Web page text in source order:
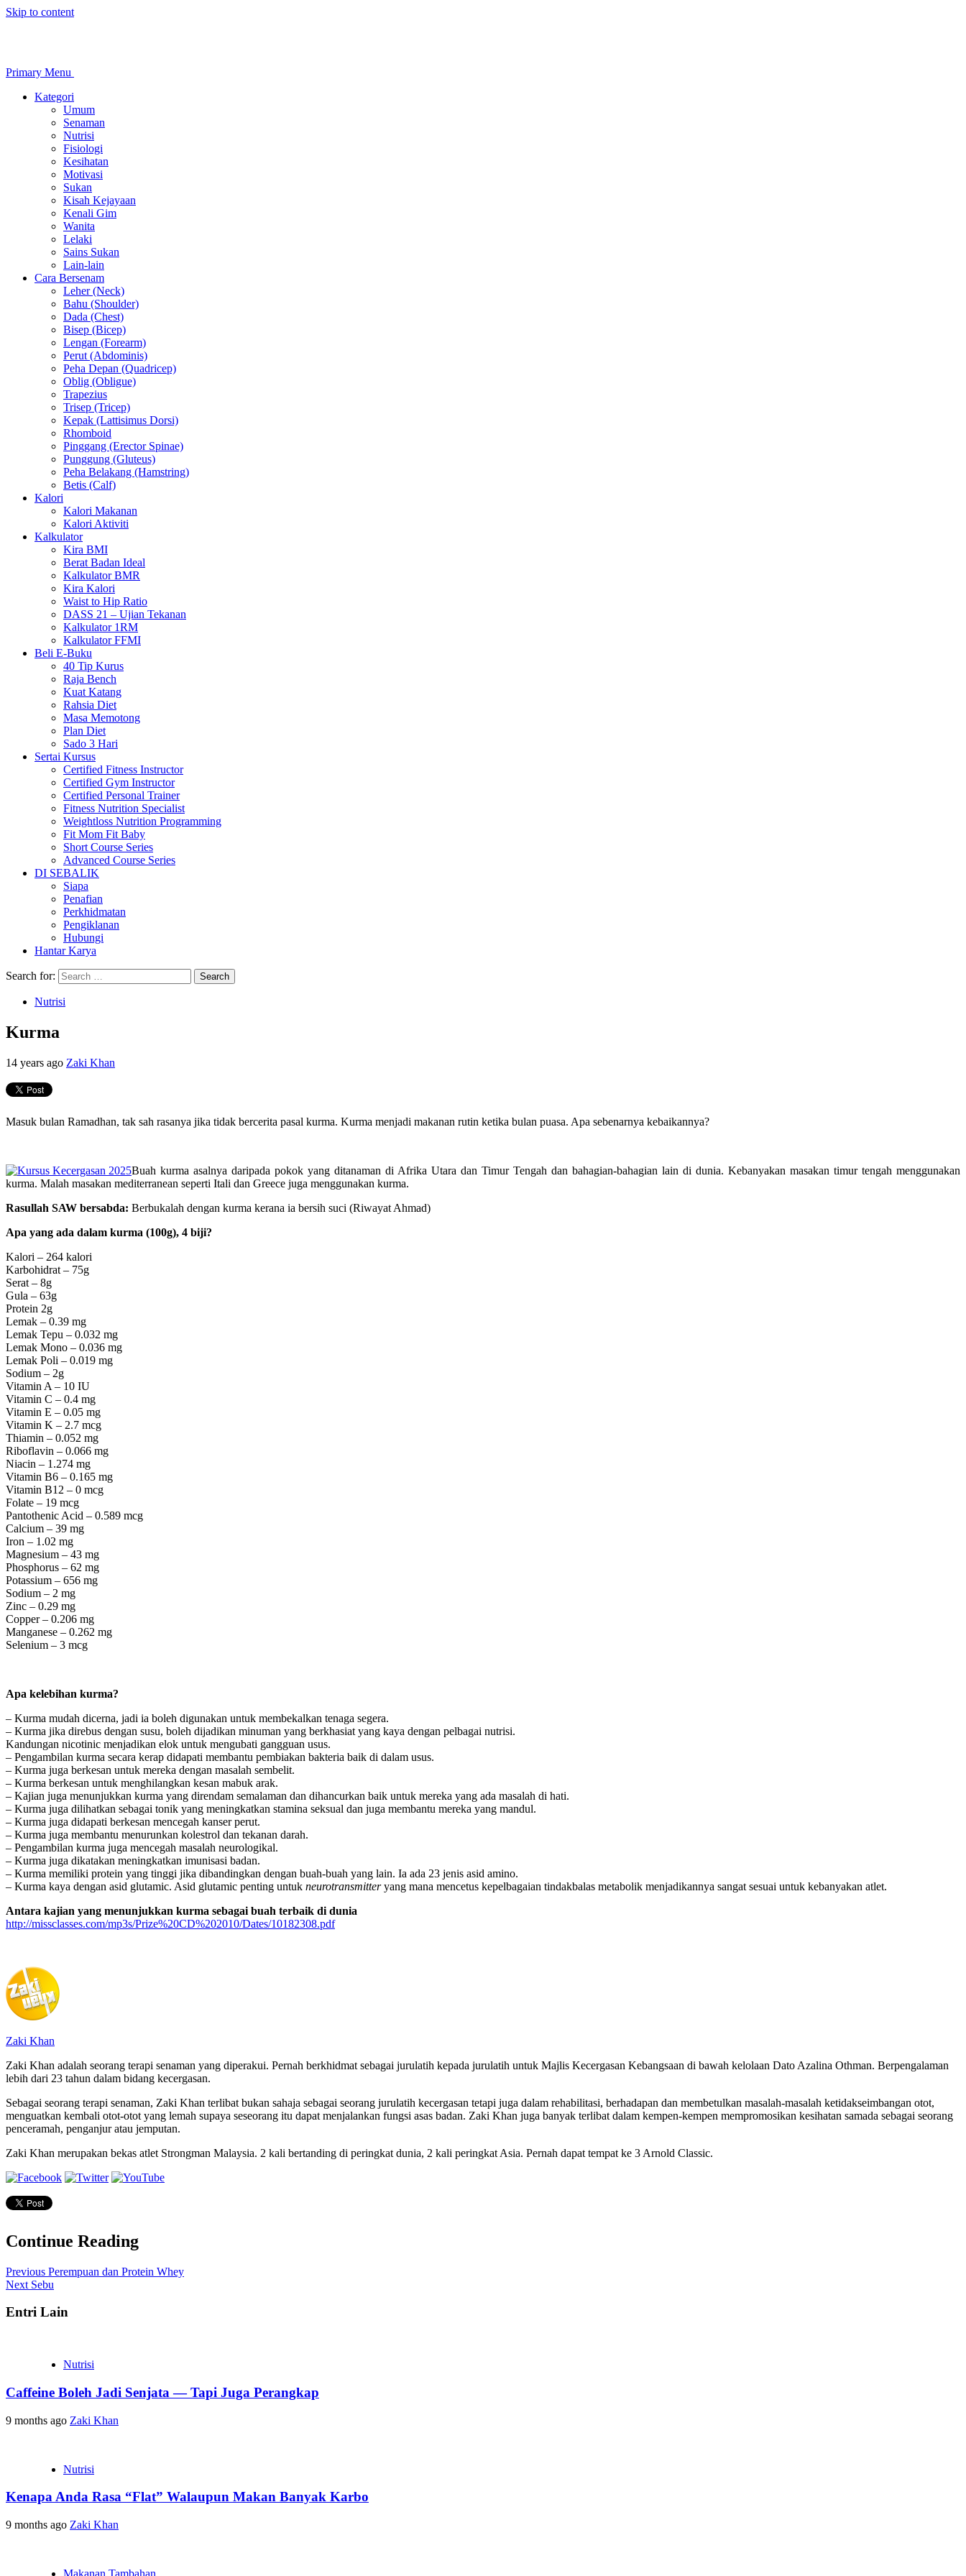
Skip to content
Primary Menu
Kategori
Umum
Senaman
Nutrisi
Fisiologi
Kesihatan
Motivasi
Sukan
Kisah Kejayaan
Kenali Gim
Wanita
Lelaki
Sains Sukan
Lain-lain
Cara Bersenam
Leher (Neck)
Bahu (Shoulder)
Dada (Chest)
Bisep (Bicep)
Lengan (Forearm)
Perut (Abdominis)
Peha Depan (Quadricep)
Oblig (Obligue)
Trapezius
Trisep (Tricep)
Kepak (Lattisimus Dorsi)
Rhomboid
Pinggang (Erector Spinae)
Punggung (Gluteus)
Peha Belakang (Hamstring)
Betis (Calf)
Kalori
Kalori Makanan
Kalori Aktiviti
Kalkulator
Kira BMI
Berat Badan Ideal
Kalkulator BMR
Kira Kalori
Waist to Hip Ratio
DASS 21 – Ujian Tekanan
Kalkulator 1RM
Kalkulator FFMI
Beli E-Buku
40 Tip Kurus
Raja Bench
Kuat Katang
Rahsia Diet
Masa Memotong
Plan Diet
Sado 3 Hari
Sertai Kursus
Certified Fitness Instructor
Certified Gym Instructor
Certified Personal Trainer
Fitness Nutrition Specialist
Weightloss Nutrition Programming
Fit Mom Fit Baby
Short Course Series
Advanced Course Series
DI SEBALIK
Siapa
Penafian
Perkhidmatan
Pengiklanan
Hubungi
Hantar Karya
Search for:
Nutrisi
Kurma
14 years ago Zaki Khan
Masuk bulan Ramadhan, tak sah rasanya jika tidak bercerita pasal kurma. Kurma menjadi makanan rutin ketika bulan puasa. Apa sebenarnya kebaikannya?
Buah kurma asalnya daripada pokok yang ditanaman di Afrika Utara dan Timur Tengah dan bahagian-bahagian lain di dunia. Kebanyakan masakan timur tengah menggunakan
kurma. Malah masakan mediterranean seperti Itali dan Greece juga menggunakan kurma.
Rasullah SAW bersabda: Berbukalah dengan kurma kerana ia bersih suci (Riwayat Ahmad)
Apa yang ada dalam kurma (100g), 4 biji?
Kalori – 264 kalori
Karbohidrat – 75g
Serat – 8g
Gula – 63g
Protein 2g
Lemak – 0.39 mg
Lemak Tepu – 0.032 mg
Lemak Mono – 0.036 mg
Lemak Poli – 0.019 mg
Sodium – 2g
Vitamin A – 10 IU
Vitamin C – 0.4 mg
Vitamin E – 0.05 mg
Vitamin K – 2.7 mcg
Thiamin – 0.052 mg
Riboflavin – 0.066 mg
Niacin – 1.274 mg
Vitamin B6 – 0.165 mg
Vitamin B12 – 0 mcg
Folate – 19 mcg
Pantothenic Acid – 0.589 mcg
Calcium – 39 mg
Iron – 1.02 mg
Magnesium – 43 mg
Phosphorus – 62 mg
Potassium – 656 mg
Sodium – 2 mg
Zinc – 0.29 mg
Copper – 0.206 mg
Manganese – 0.262 mg
Selenium – 3 mcg
Apa kelebihan kurma?
– Kurma mudah dicerna, jadi ia boleh digunakan untuk membekalkan tenaga segera.
– Kurma jika direbus dengan susu, boleh dijadikan minuman yang berkhasiat yang kaya dengan pelbagai nutrisi.
Kandungan nicotinic menjadikan elok untuk mengubati gangguan usus.
– Pengambilan kurma secara kerap didapati membantu pembiakan bakteria baik di dalam usus.
– Kurma juga berkesan untuk mereka dengan masalah sembelit.
– Kurma berkesan untuk menghilangkan kesan mabuk arak.
– Kajian juga menunjukkan kurma yang direndam semalaman dan dihancurkan baik untuk mereka yang ada masalah di hati.
– Kurma juga dilihatkan sebagai tonik yang meningkatkan stamina seksual dan juga membantu mereka yang mandul.
– Kurma juga didapati berkesan mencegah kanser perut.
– Kurma juga membantu menurunkan kolestrol dan tekanan darah.
– Pengambilan kurma juga mencegah masalah neurologikal.
– Kurma juga dikatakan meningkatkan imunisasi badan.
– Kurma memiliki protein yang tinggi jika dibandingkan dengan buah-buah yang lain. Ia ada 23 jenis asid amino.
– Kurma kaya dengan asid glutamic. Asid glutamic penting untuk neurotransmitteryang mana mencetus kepelbagaian tindakbalas metabolik menjadikannya sangat sesuai untuk kebanyakan atlet.
Antara kajian yang menunjukkan kurma sebagai buah terbaik di dunia
http://missclasses.com/mp3s/Prize%20CD%202010/Dates/10182308.pdf
Zaki Khan
Zaki Khan adalah seorang terapi senaman yang diperakui. Pernah berkhidmat sebagai jurulatih kepada jurulatih untuk Majlis Kecergasan Kebangsaan di bawah kelolaan Dato Azalina Othman. Berpengalaman
lebih dari 23 tahun dalam bidang kecergasan.
Sebagai seorang terapi senaman, Zaki Khan terlibat bukan sahaja sebagai seorang jurulatih kecergasan tetapi juga dalam rehabilitasi, berhadapan dan membetulkan masalah-masalah ketidakseimbangan otot,
menguatkan kembali otot-otot yang lemah supaya seseorang itu dapat menjalankan fungsi asas badan. Zaki Khan juga banyak terlibat dalam kempen-kempen mempromosikan kesihatan samada sebagai seorang
penceramah, penganjur atau jemputan.
Zaki Khan merupakan bekas atlet Strongman Malaysia. 2 kali bertanding di peringkat dunia, 2 kali peringkat Asia. Pernah dapat tempat ke 3 Arnold Classic.
Continue Reading
Previous Perempuan dan Protein Whey
Next Sebu
Entri Lain
Nutrisi
Caffeine Boleh Jadi Senjata — Tapi Juga Perangkap
9 months ago Zaki Khan
Nutrisi
Kenapa Anda Rasa “Flat” Walaupun Makan Banyak Karbo
9 months ago Zaki Khan
Makanan Tambahan